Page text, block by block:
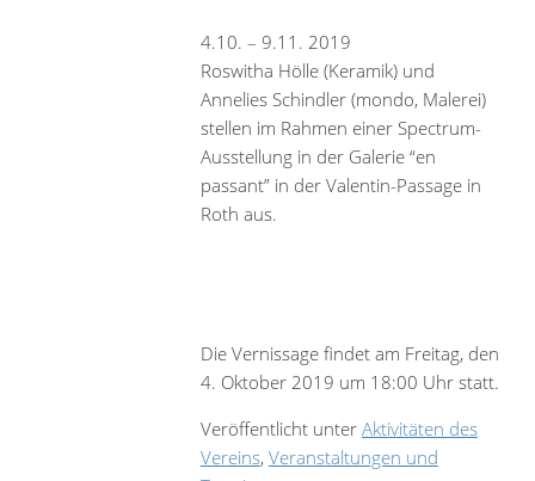
4.10. – 9.11. 2019
Roswitha Hölle (Keramik) und
Annelies Schindler (mondo, Malerei)
stellen im Rahmen einer Spectrum-
Ausstellung in der Galerie “en
passant” in der Valentin-Passage in
Roth aus.
Die Vernissage findet am Freitag, den
4. Oktober 2019 um 18:00 Uhr statt.
Veröffentlicht unter Aktivitäten des
Vereins, Veranstaltungen und